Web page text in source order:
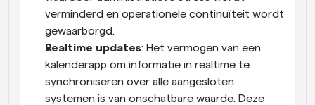
verminderd en operationele continuïteit wordt
gewaarborgd.
Realtime updates: Het vermogen van een
kalenderapp om informatie in realtime te
synchroniseren over alle aangesloten
systemen is van onschatbare waarde. Deze